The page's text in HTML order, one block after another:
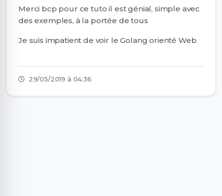
Merci bcp pour ce tuto il est génial, simple avec
des exemples, à la portée de tous
Je suis impatient de voir le Golang orienté Web
29/05/2019 à 04:36